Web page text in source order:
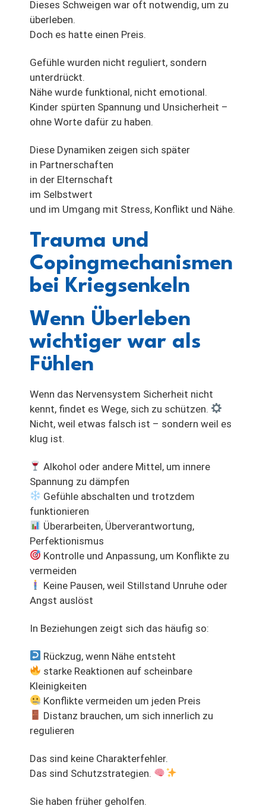
Dieses Schweigen war oft notwendig, um zu
überleben.
Doch es hatte einen Preis.
Gefühle wurden nicht reguliert, sondern
unterdrückt.
Nähe wurde funktional, nicht emotional.
Kinder spürten Spannung und Unsicherheit –
ohne Worte dafür zu haben.
Diese Dynamiken zeigen sich später
in Partnerschaften
in der Elternschaft
im Selbstwert
und im Umgang mit Stress, Konflikt und Nähe.
Trauma und
Copingmechanismen
bei Kriegsenkeln
Wenn Überleben
wichtiger war als
Fühlen
Wenn das Nervensystem Sicherheit nicht
kennt, findet es Wege, sich zu schützen.
Nicht, weil etwas falsch ist – sondern weil es
klug ist.
Alkohol oder andere Mittel, um innere
Spannung zu dämpfen
Gefühle abschalten und trotzdem
funktionieren
Überarbeiten, Überverantwortung,
Perfektionismus
Kontrolle und Anpassung, um Konflikte zu
vermeiden
Keine Pausen, weil Stillstand Unruhe oder
Angst auslöst
In Beziehungen zeigt sich das häufig so:
Rückzug, wenn Nähe entsteht
starke Reaktionen auf scheinbare
Kleinigkeiten
Konflikte vermeiden um jeden Preis
Distanz brauchen, um sich innerlich zu
regulieren
Das sind keine Charakterfehler.
Das sind Schutzstrategien.
Sie haben früher geholfen.